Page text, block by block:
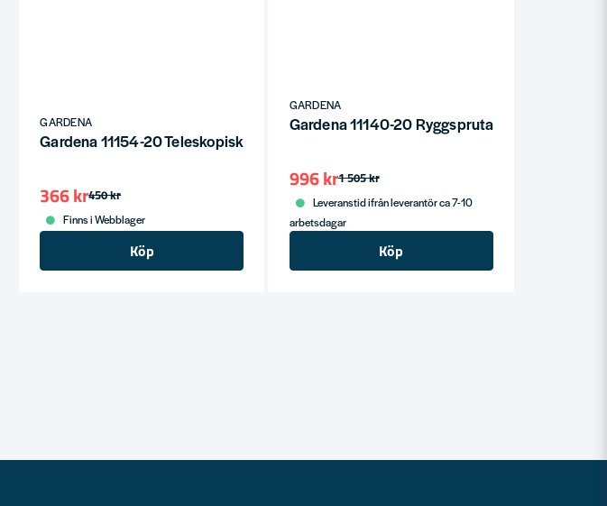
GARDENA
Gardena 11154-20 Teleskopiskt rör
450 kr
366 kr
Finns i Webblager
Köp
GARDENA
Gardena 11140-20 Ryggspruta 12L
1 505 kr
996 kr
Leveranstid ifrån leverantör ca 7-10
arbetsdagar
Köp